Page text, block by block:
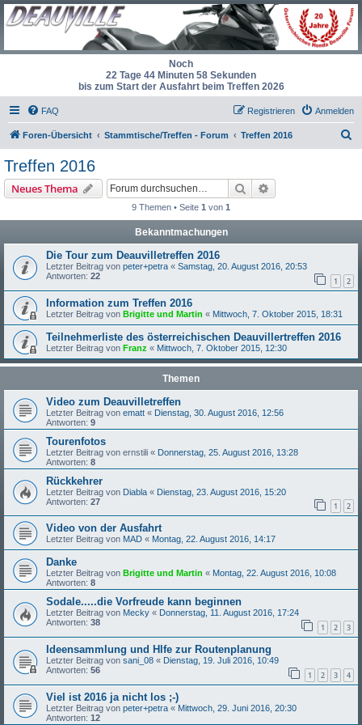
Noch
22 Tage 44 Minuten 58 Sekunden
bis zum Start der Ausfahrt beim Treffen 2026
FAQ Anmelden
Registrieren
Foren-Übersicht Stammtische/Treffen - Forum Treffen 2016
Treffen 2016
Neues Thema Suche
9 Themen • Seite 1 von 1
Bekanntmachungen
Die Tour zum Deauvilletreffen 2016
Letzter Beitrag von peter+petra « Samstag, 20. August 2016, 20:53
Antworten: 22 1 2
Information zum Treffen 2016
Letzter Beitrag von Brigitte und Martin « Mittwoch, 7. Oktober 2015, 18:31
Teilnehmerliste des österreichischen Deauvillertreffen 2016
Letzter Beitrag von Franz « Mittwoch, 7. Oktober 2015, 12:30
Themen
Video zum Deauvilletreffen
Letzter Beitrag von ematt « Dienstag, 30. August 2016, 12:56
Antworten: 9
Tourenfotos
Letzter Beitrag von ernstili « Donnerstag, 25. August 2016, 13:28
Antworten: 8
Rückkehrer
Letzter Beitrag von Diabla « Dienstag, 23. August 2016, 15:20
Antworten: 27 1 2
Video von der Ausfahrt
Letzter Beitrag von MAD « Montag, 22. August 2016, 14:17
Danke
Letzter Beitrag von Brigitte und Martin « Montag, 22. August 2016, 10:08
Antworten: 8
Sodale.....die Vorfreude kann beginnen
Letzter Beitrag von Mecky « Donnerstag, 11. August 2016, 17:24
Antworten: 38 1 2 3
Ideensammlung und Hlfe zur Routenplanung
Letzter Beitrag von sani_08 « Dienstag, 19. Juli 2016, 10:49
Antworten: 56 1 2 3 4
Viel ist 2016 ja nicht los ;-)
Letzter Beitrag von peter+petra « Mittwoch, 29. Juni 2016, 20:30
Antworten: 12